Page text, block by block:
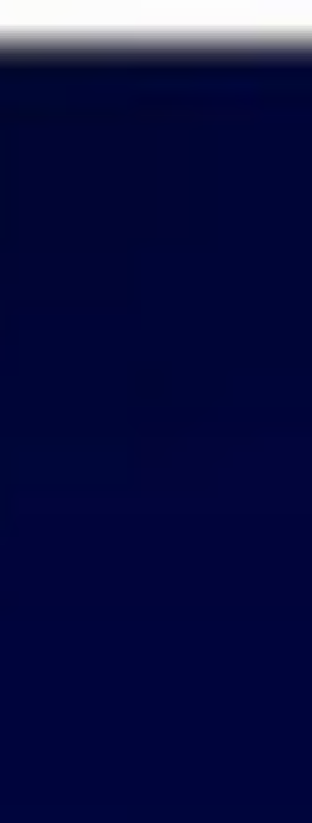
contenu